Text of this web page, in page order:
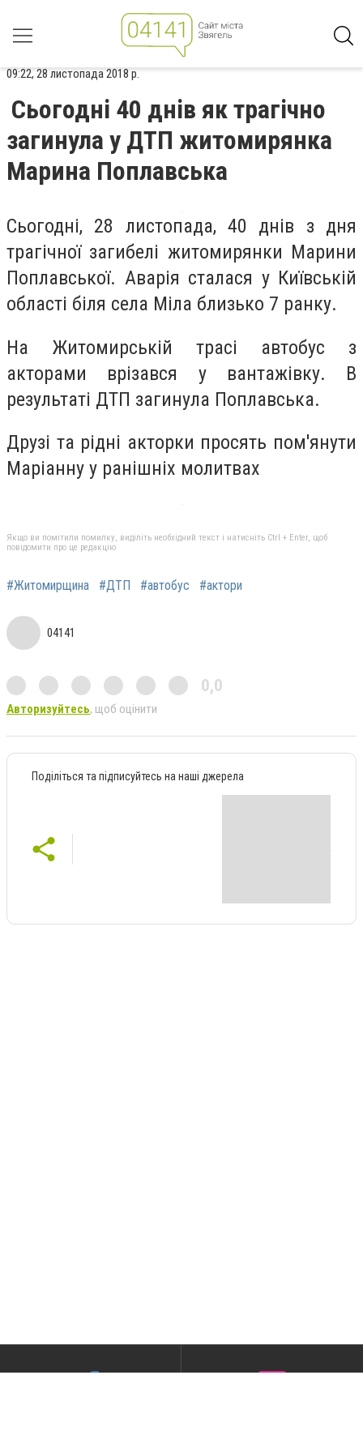
09:22, 28 листопада 2018 р.
Сьогодні 40 днів як трагічно
загинула у ДТП житомирянка
Марина Поплавська
Сьогодні, 28 листопада, 40 днів з дня
трагічної загибелі житомирянки Марини
Поплавської. Аварія сталася у Київській
області біля села Міла близько 7 ранку.
На Житомирській трасі автобус з
акторами врізався у вантажівку. В
результаті ДТП загинула Поплавська.
Друзі та рідні акторки просять пом'янути
Маріанну у ранішніх молитвах
Якщо ви помітили помилку, виділіть необхідний текст і натисніть Ctrl + Enter, щоб
повідомити про це редакцію
#Житомирщина #ДТП #автобус #актори
04141
0,0
Авторизуйтесь, щоб оцінити
Поділіться та підписуйтесь на наші джерела